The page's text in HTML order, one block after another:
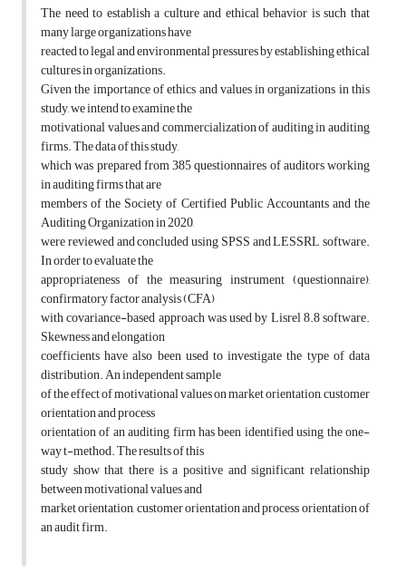
The need to establish a culture and ethical behavior is such that
many large organizations have
reacted to legal and environmental pressures by establishing ethical
cultures in organizations.
Given the importance of ethics and values in organizations in this
study, we intend to examine the
motivational values and commercialization of auditing in auditing
firms. The data of this study,
which was prepared from 385 questionnaires of auditors working
in auditing firms that are
members of the Society of Certified Public Accountants and the
Auditing Organization in 2020,
were reviewed and concluded using SPSS and LESSRL software.
In order to evaluate the
appropriateness of the measuring instrument (questionnaire),
confirmatory factor analysis (CFA)
with covariance-based approach was used by Lisrel 8.8 software.
Skewness and elongation
coefficients have also been used to investigate the type of data
distribution. An independent sample
of the effect of motivational values on market orientation, customer
orientation and process
orientation of an auditing firm has been identified using the one-
way t-method. The results of this
study show that there is a positive and significant relationship
between motivational values and
market orientation, customer orientation and process orientation of
an audit firm.